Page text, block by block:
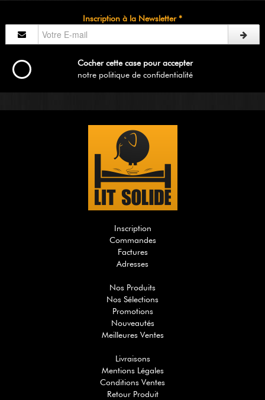
Inscription à la Newsletter *
Cocher cette case pour accepter
notre politique de confidentialité
Inscription
Commandes
Factures
Adresses
Nos Produits
Nos Sélections
Promotions
Nouveautés
Meilleures Ventes
Livraisons
Mentions Légales
Conditions Ventes
Retour Produit